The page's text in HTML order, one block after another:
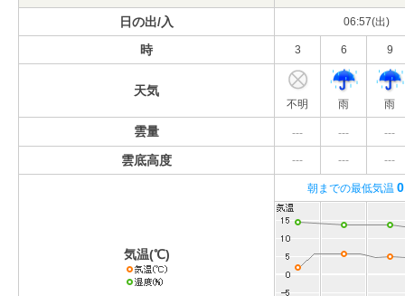
日の出/入 06:57(出)
時 3 6 9
天気
不明 雨 雨
雲量 --- --- ---
雲底高度 --- --- ---
気温(℃)
朝までの最低気温